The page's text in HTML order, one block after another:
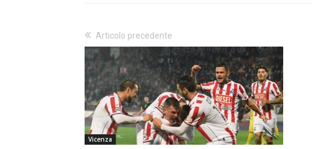
Articolo precedente
Vicenza